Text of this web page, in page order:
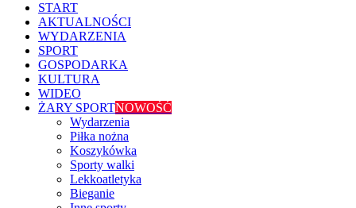
START
AKTUALNOŚCI
WYDARZENIA
SPORT
GOSPODARKA
KULTURA
WIDEO
ŻARY SPORTNOWOŚĆ
Wydarzenia
Piłka nożna
Koszykówka
Sporty walki
Lekkoatletyka
Bieganie